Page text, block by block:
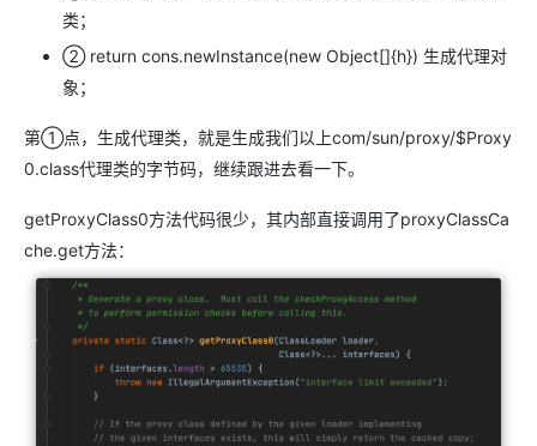
类；
② return cons.newInstance(new Object[]{h}) 生成代理对
象；
第①点，生成代理类，就是生成我们以上com/sun/proxy/$Proxy
0.class代理类的字节码，继续跟进去看一下。
getProxyClass0方法代码很少，其内部直接调用了proxyClassCa
che.get方法：